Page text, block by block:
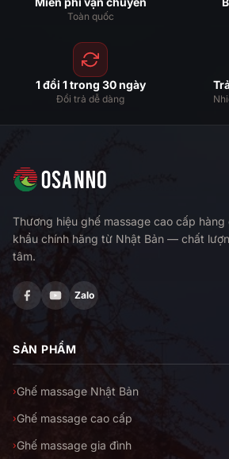
Toàn quốc
1 đổi 1 trong 30 ngày
Đổi trả dễ dàng
Thương hiệu ghế massage cao cấp
khẩu chính hãng từ Nhật Bản — chất
tâm.
Zalo
SẢN PHẨM
›Ghế massage Nhật Bản
›Ghế massage cao cấp
›Ghế massage gia đình